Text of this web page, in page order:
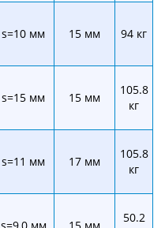
s=10 мм 15 мм 94 кг
s=15 мм 15 мм
105.8
кг
s=11 мм 17 мм
105.8
кг
50.2